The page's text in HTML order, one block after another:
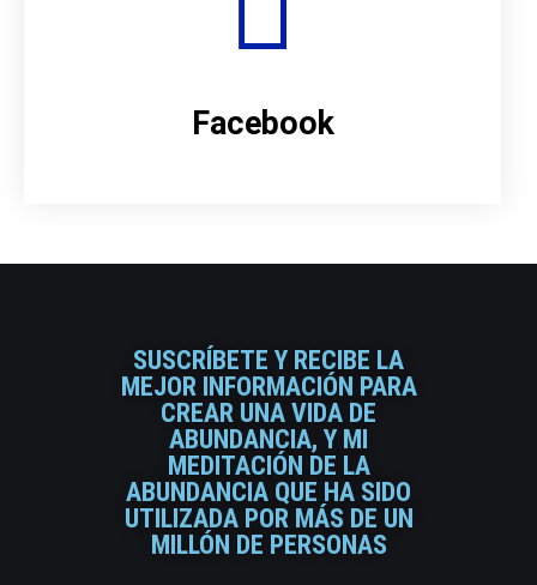
Facebook
SUSCRÍBETE Y RECIBE LA
MEJOR INFORMACIÓN PARA
CREAR UNA VIDA DE
ABUNDANCIA, Y MI
MEDITACIÓN DE LA
ABUNDANCIA QUE HA SIDO
UTILIZADA POR MÁS DE UN
MILLÓN DE PERSONAS